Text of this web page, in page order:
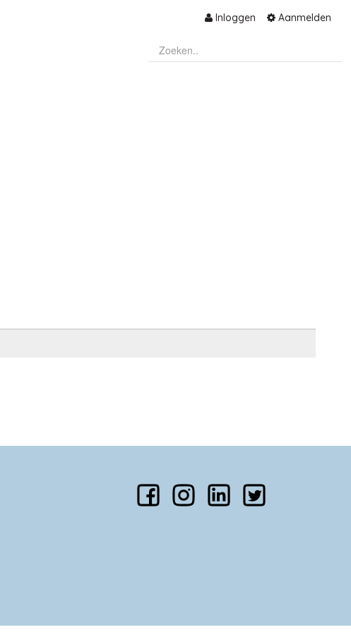
Inloggen Aanmelden